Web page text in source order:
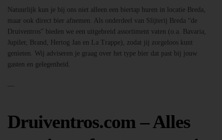
Natuurlijk kun je bij ons niet alleen een biertap huren in locatie Breda,
maar ook direct bier afnemen. Als onderdeel van Slijterij Breda “de
Druiventros” bieden we een uitgebreid assortiment vaten (o.a. Bavaria,
Jupiler, Brand, Hertog Jan en La Trappe), zodat jij zorgeloos kunt
genieten. Wij adviseren je graag over het type bier dat past bij jouw
gasten en gelegenheid.
—
Druiventros.com – Alles